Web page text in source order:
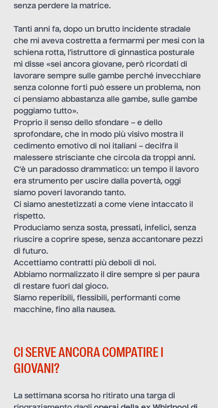
senza perdere la matrice.
Tanti anni fa, dopo un brutto incidente stradale
che mi aveva costretta a fermarmi per mesi con la
schiena rotta, l’istruttore di ginnastica posturale
mi disse «sei ancora giovane, però ricordati di
lavorare sempre sulle gambe perché invecchiare
senza colonne forti può essere un problema, non
ci pensiamo abbastanza alle gambe, sulle gambe
poggiamo tutto».
Proprio il senso dello sfondare – e dello
sprofondare, che in modo più visivo mostra il
cedimento emotivo di noi italiani – decifra il
malessere strisciante che circola da troppi anni.
C’è un paradosso drammatico: un tempo il lavoro
era strumento per uscire dalla povertà, oggi
siamo poveri lavorando tanto.
Ci siamo anestetizzati a come viene intaccato il
rispetto.
Produciamo senza sosta, pressati, infelici, senza
riuscire a coprire spese, senza accantonare pezzi
di futuro.
Accettiamo contratti più deboli di noi.
Abbiamo normalizzato il dire sempre sì per paura
di restare fuori dal gioco.
Siamo reperibili, flessibili, performanti come
macchine, fino alla nausea.
CI SERVE ANCORA COMPATIRE I
GIOVANI?
La settimana scorsa ho ritirato una targa di